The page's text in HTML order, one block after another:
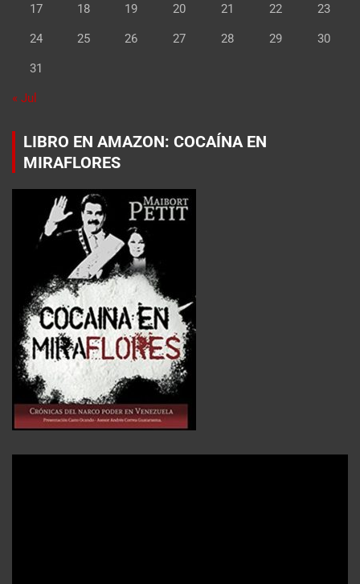
17 18 19 20 21 22 23
24 25 26 27 28 29 30
31
« Jul
LIBRO EN AMAZON: COCAÍNA EN
MIRAFLORES